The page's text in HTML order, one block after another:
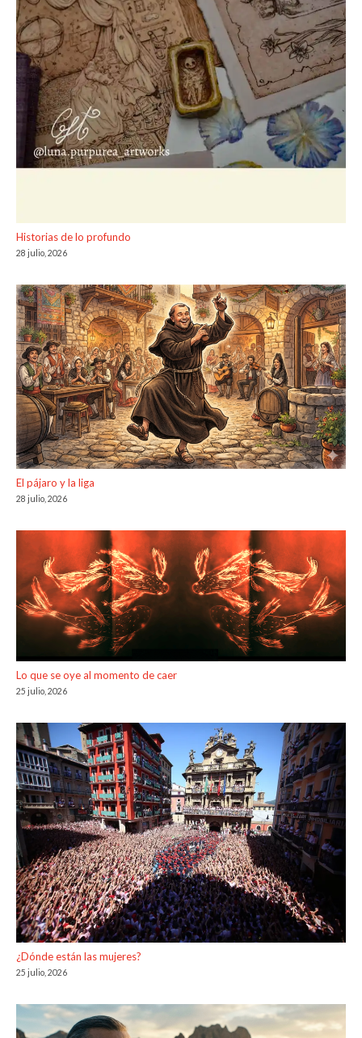
Historias de lo profundo
28 julio, 2026
El pájaro y la liga
28 julio, 2026
Lo que se oye al momento de caer
25 julio, 2026
¿Dónde están las mujeres?
25 julio, 2026